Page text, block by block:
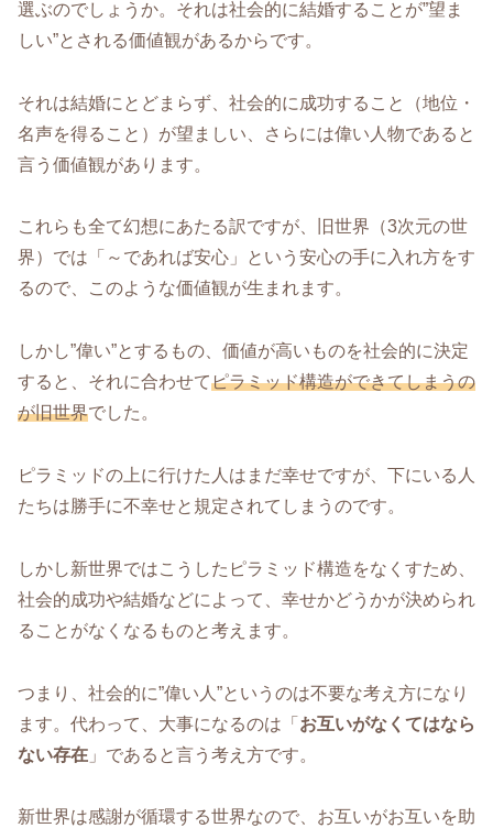
選ぶのでしょうか。それは社会的に結婚することが”望ま
しい”とされる価値観があるからです。
それは結婚にとどまらず、社会的に成功すること（地位・
名声を得ること）が望ましい、さらには偉い人物であると
言う価値観があります。
これらも全て幻想にあたる訳ですが、旧世界（3次元の世
界）では「～であれば安心」という安心の手に入れ方をす
るので、このような価値観が生まれます。
しかし”偉い”とするもの、価値が高いものを社会的に決定
すると、それに合わせてピラミッド構造ができてしまうの
が旧世界でした。
ピラミッドの上に行けた人はまだ幸せですが、下にいる人
たちは勝手に不幸せと規定されてしまうのです。
しかし新世界ではこうしたピラミッド構造をなくすため、
社会的成功や結婚などによって、幸せかどうかが決められ
ることがなくなるものと考えます。
つまり、社会的に”偉い人”というのは不要な考え方になり
ます。代わって、大事になるのは「 お互いがなくてはなら
ない存在 」であると言う考え方です。
新世界は感謝が循環する世界なので、お互いがお互いを助